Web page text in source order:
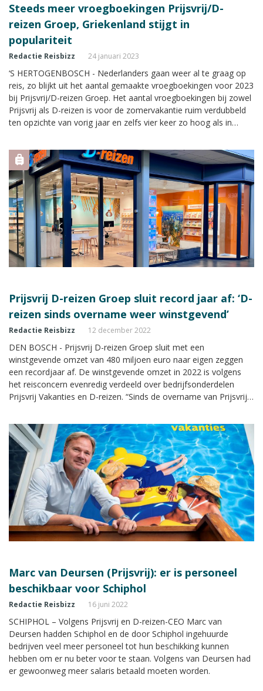
Steeds meer vroegboekingen Prijsvrij/D-
reizen Groep, Griekenland stijgt in
populariteit
Redactie Reisbizz 24 januari 2023
‘S HERTOGENBOSCH - Nederlanders gaan weer al te graag op
reis, zo blijkt uit het aantal gemaakte vroegboekingen voor 2023
bij Prijsvrij/D-reizen Groep. Het aantal vroegboekingen bij zowel
Prijsvrij als D-reizen is voor de zomervakantie ruim verdubbeld
ten opzichte van vorig jaar en zelfs vier keer zo hoog als in
Prijsvrij D-reizen Groep sluit record jaar af: ‘D-
reizen sinds overname weer winstgevend’
Redactie Reisbizz 12 december 2022
DEN BOSCH - Prijsvrij D-reizen Groep sluit met een
winstgevende omzet van 480 miljoen euro naar eigen zeggen
een recordjaar af. De winstgevende omzet in 2022 is volgens
het reisconcern evenredig verdeeld over bedrijfsonderdelen
Prijsvrij Vakanties en D-reizen. “Sinds de overname van Prijsvrij
winstgevend.”
Marc van Deursen (Prijsvrij): er is personeel
beschikbaar voor Schiphol
Redactie Reisbizz 16 juni 2022
SCHIPHOL – Volgens Prijsvrij en D-reizen-CEO Marc van
Deursen hadden Schiphol en de door Schiphol ingehuurde
bedrijven veel meer personeel tot hun beschikking kunnen
hebben om er nu beter voor te staan. Volgens van Deursen had
er gewoonweg meer salaris betaald moeten worden.